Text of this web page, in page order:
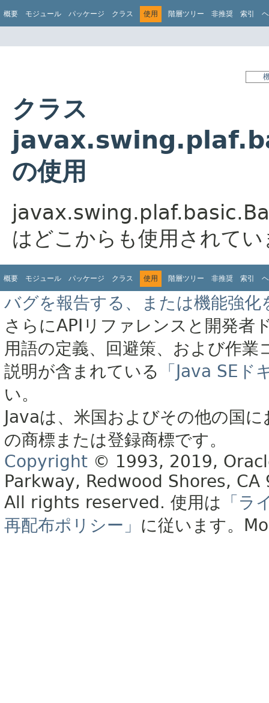
概要 モジュール パッケージ クラス 使用 階層ツリー 非推奨 索引
クラス
の使用
はどこからも使用されて
概要 モジュール パッケージ クラス 使用 階層ツリー 非推奨 索引
バグを報告する、または機能強化
さらにAPIリファレンスと開発者
用語の定義、回避策、および作
説明が含まれている
「Java SE
い。
Javaは、米国およびその他の国
の商標または登録商標です。
Copyright © 1993, 2019,
Parkway, Redwood Shores, CA
All rights reserved. 使用は 「ラ
再配布ポリシー」 に従います。